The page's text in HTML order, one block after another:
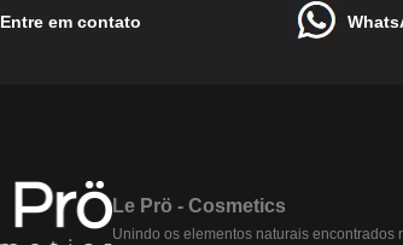
Entre em contato
Le Prö - Cosmetics
Unindo os elementos naturais